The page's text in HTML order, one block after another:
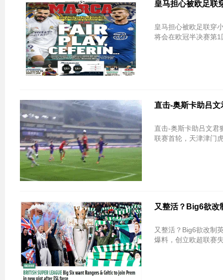
皇马担心被欧足联
皇马担心被欧足联穿小鞋 喉舌
将会在欧冠半决赛第
直击-奥斯卡助吕
直击-奥斯卡助吕文君
又整活？Big6欲改
又整活？Big6欲改制英超：邀苏超
爆料，创立欧超联赛